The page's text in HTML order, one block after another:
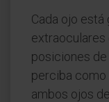
Cada ojo
extraoculares
posiciones de
perciba como
ambos ojos